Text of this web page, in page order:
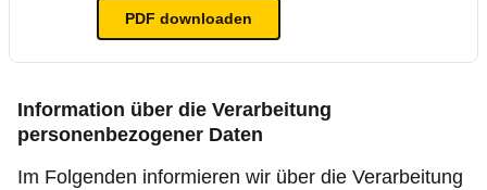
PDF downloaden
Information über die Verarbeitung
personenbezogener Daten
Im Folgenden informieren wir über die Verarbeitung